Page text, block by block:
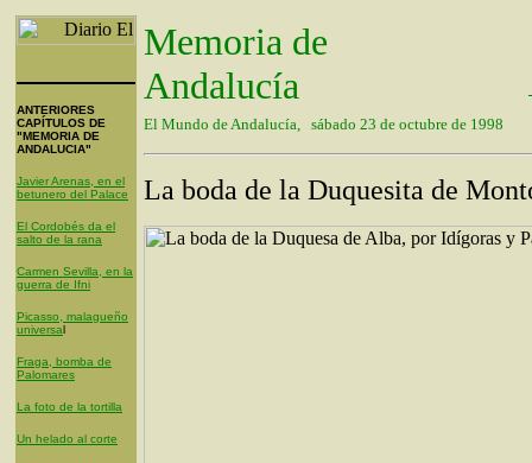
ANTERIORES
CAPÍTULOS DE
"MEMORIA DE
ANDALUCIA"
Javier Arenas, en el
betunero del Palace
El Cordobés da el
salto de la rana
Carmen Sevilla, en la
guerra de Ifni
Picasso, malagueño
universal
Fraga, bomba de
Palomares
La foto de la tortilla
Un helado al corte
Memoria de
Andalucía
El Mundo de Andalucía, sábado 23 de octubre de 1998
La boda de la Duquesita de